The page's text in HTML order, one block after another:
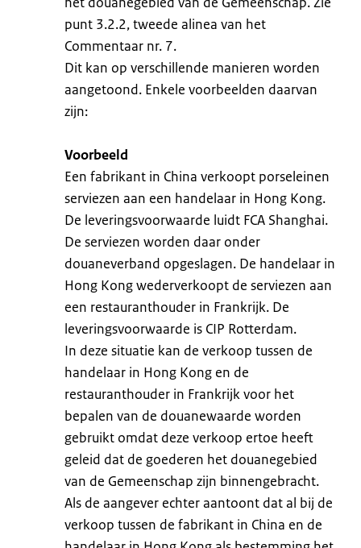
punt 3.2.2, tweede alinea van het
Commentaar nr. 7.
Dit kan op verschillende manieren worden
aangetoond. Enkele voorbeelden daarvan
zijn:
Voorbeeld
Een fabrikant in China verkoopt porseleinen
serviezen aan een handelaar in Hong Kong.
De leveringsvoorwaarde luidt FCA Shanghai.
De serviezen worden daar onder
douaneverband opgeslagen. De handelaar in
Hong Kong wederverkoopt de serviezen aan
een restauranthouder in Frankrijk. De
leveringsvoorwaarde is CIP Rotterdam.
In deze situatie kan de verkoop tussen de
handelaar in Hong Kong en de
restauranthouder in Frankrijk voor het
bepalen van de douanewaarde worden
gebruikt omdat deze verkoop ertoe heeft
geleid dat de goederen het douanegebied
van de Gemeenschap zijn binnengebracht.
Als de aangever echter aantoont dat al bij de
verkoop tussen de fabrikant in China en de